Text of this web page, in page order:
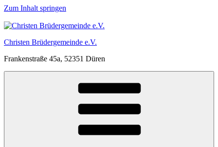
Zum Inhalt springen
Christen Brüdergemeinde e.V.
Frankenstraße 45a, 52351 Düren